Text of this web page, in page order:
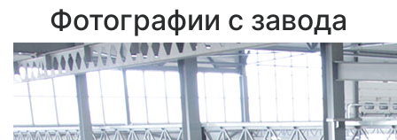
Фотографии с завода